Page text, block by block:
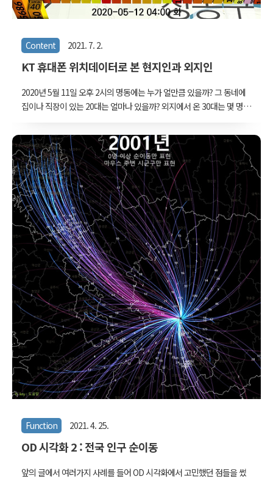
Content 2021. 7. 2.
KT 휴대폰 위치데이터로 본 현지인과 외지인
2020년 5월 11일 오후 2시의 명동에는 누가 얼만큼 있을까? 그 동네에
집이나 직장이 있는 20대는 얼마나 있을까? 외지에서 온 30대는 몇 명
며 대략적인 위치를 남긴다. 그래서 GPS처럼 정밀하지는 않더라도 몇
십미터나 몇백미터 정도의 오차로 대략적인 위치를 알 수 있다. 그래서
충분히 넓은 범위로, 예를 들어 전국을 1km x 1km의 격자로 나누어
사람들을 세어본다면 꽤 높은 정확도로 언제 어디에 몇 명이 있는지 알
수 있다. 데이터는 세분화할 수록 대체로 활용가치가 높아진다. "언제
어디에 몇명이 있는가?"라는 물음에 한 가지를 더 붙여보자. "언제 어
디에 어떤 연령대의 사람들이 몇명 있는가?" 서울로 보자면 홍대 쪽은
20대..
Function 2021. 4. 25.
OD 시각화 2 : 전국 인구 순이동
앞의 글에서 여러가지 사례를 들어 OD 시각화에서 고민했던 점들을 썼